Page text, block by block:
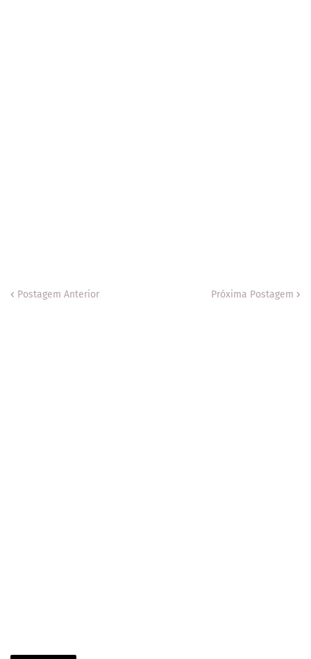
Postagem Anterior Próxima Postagem